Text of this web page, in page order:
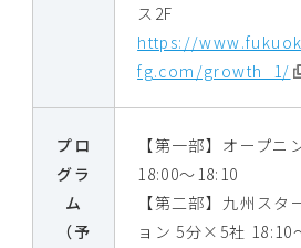
ス2F
https://
fg.com/growth_1/
プロ
グラ
ム
（予
【第一部】オープニ
18:00〜18:10
【第二部】九州スタ
ョン 5分×5社 18:10